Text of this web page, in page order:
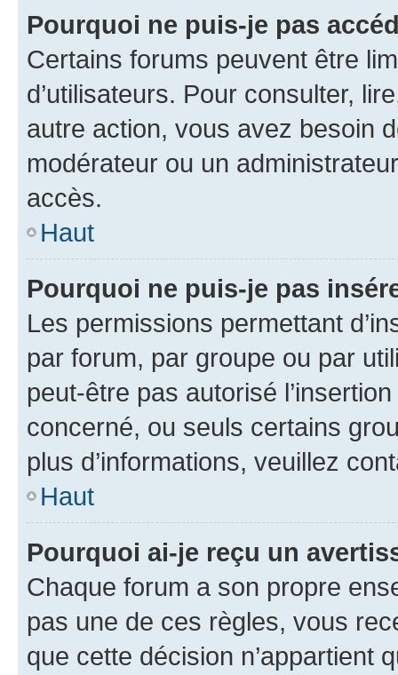
Pourquoi ne puis-je pas
Certains forums peuvent être
d’utilisateurs. Pour consulter,
autre action, vous avez besoin
modérateur ou un
accès.
Haut
Pourquoi ne puis-je pas
Les permissions permettant
par forum, par groupe ou par
peut-être pas autorisé
concerné, ou seuls certains
plus d’informations, veuillez
Haut
Pourquoi ai-je reçu un
Chaque forum a son propre
pas une de ces règles, vous
que cette décision n’appartient